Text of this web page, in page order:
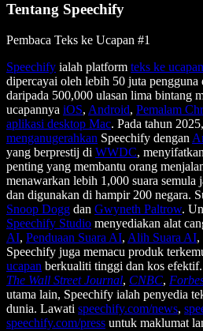
Tentang Speechify
Pembaca Teks ke Ucapan #1
Speechify ialah platform teks ke ucapan
dipercayai oleh lebih 50 juta
daripada 500,000 ulasan lima bintang
ucapannya iOS, Android, Pemalam
aplikasi desktop Mac. Pada tahun 2025,
menganugerahkan Speechify dengan
yang berprestij di WWDC,
penting yang membantu orang
menawarkan lebih 1,000 suara semula
dan digunakan di hampir 200 negara.
Snoop Dogg dan Gwyneth Paltrow.
Speechify Studio menyediakan alat
AI, Penduaan Suara AI, Alih Suara AI,
Speechify juga memacu produk
ucapan berkualiti tinggi dan kos
The Wall Street Journal, CNBC,
utama lain, Speechify ialah penyedia
dunia. Lawati speechify.com/news,
speechify.com/press untuk maklumat